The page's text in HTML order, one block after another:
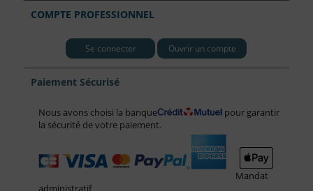
COMPTE PROFESSIONNEL
Se connecter Ouvrir un compte
Paiement Sécurisé
Nous avons choisi la banque
pour garantir
la sécurité de votre paiement.
Mandat
administratif